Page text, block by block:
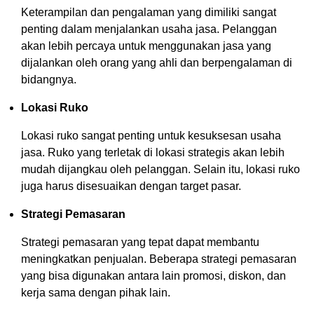
Keterampilan dan pengalaman yang dimiliki sangat
penting dalam menjalankan usaha jasa. Pelanggan
akan lebih percaya untuk menggunakan jasa yang
dijalankan oleh orang yang ahli dan berpengalaman di
bidangnya.
Lokasi Ruko
Lokasi ruko sangat penting untuk kesuksesan usaha
jasa. Ruko yang terletak di lokasi strategis akan lebih
mudah dijangkau oleh pelanggan. Selain itu, lokasi ruko
juga harus disesuaikan dengan target pasar.
Strategi Pemasaran
Strategi pemasaran yang tepat dapat membantu
meningkatkan penjualan. Beberapa strategi pemasaran
yang bisa digunakan antara lain promosi, diskon, dan
kerja sama dengan pihak lain.